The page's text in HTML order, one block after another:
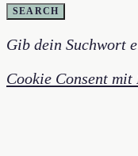
SEARCH
Gib dein Suchwort
Cookie Consent